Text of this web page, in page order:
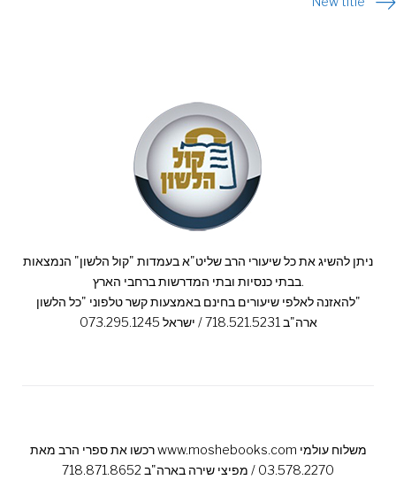
ניתן להשיג את כל שיעורי הרב שליט"א בעמדות "קול הלשון" הנמצאות
בבתי כנסיות ובתי המדרשות ברחבי הארץ.
להאזנה לאלפי שיעורים בחינם באמצעות קשר טלפוני "כל הלשון"
ארה"ב 718.521.5231 / ישראל 073.295.1245
רכשו את ספרי הרב מאת www.moshebooks.com משלוח עולמי
03.578.2270 / מפיצי שירה בארה"ב 718.871.8652